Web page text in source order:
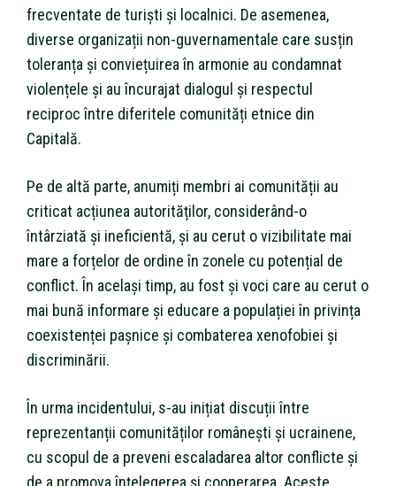
frecventate de turiști și localnici. De asemenea,
diverse organizații non-guvernamentale care susțin
toleranța și conviețuirea în armonie au condamnat
violențele și au încurajat dialogul și respectul
reciproc între diferitele comunități etnice din
Capitală.
Pe de altă parte, anumiți membri ai comunității au
criticat acțiunea autorităților, considerând-o
întârziată și ineficientă, și au cerut o vizibilitate mai
mare a forțelor de ordine în zonele cu potențial de
conflict. În același timp, au fost și voci care au cerut o
mai bună informare și educare a populației în privința
coexistenței pașnice și combaterea xenofobiei și
discriminării.
În urma incidentului, s-au inițiat discuții între
reprezentanții comunităților românești și ucrainene,
cu scopul de a preveni escaladarea altor conflicte și
de a promova înțelegerea și cooperarea. Aceste